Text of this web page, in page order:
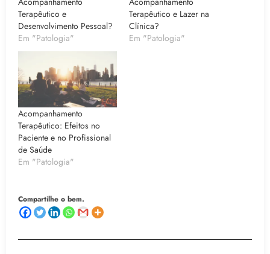
Terapêutico e
Desenvolvimento Pessoal?
Em "Patologia"
Terapêutico e Lazer na
Clínica?
Em "Patologia"
Acompanhamento
Terapêutico: Efeitos no
Paciente e no Profissional
de Saúde
Em "Patologia"
Compartilhe o bem.